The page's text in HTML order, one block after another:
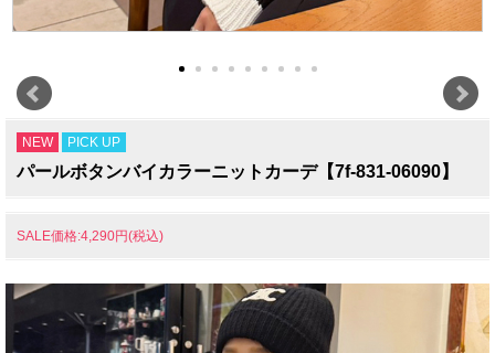
NEW PICK UP
パールボタンバイカラーニットカーデ【7f-831-06090】
SALE価格:4,290円(税込)